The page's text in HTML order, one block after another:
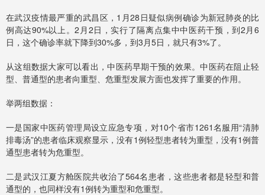
在武汉疫情最严重的武昌区，1月28日疑似病例确诊为新冠肺炎的比
例高达90%以上。2月2日，实行了隔离点集中中医药干预，到2月6
日，这个确诊率就下降到30%多，到3月5日，就只有3%了。
从这组数据大家可以看出，中医药早期干预的效果。中医药在阻止轻
型、普通型的患者向重型、危重型发展方面也发挥了重要的作用。
举两组数据：
一是国家中医药管理局设立应急专项，对10个省市1261名服用“清肺
排毒汤”的患者临床观察显示，没有1例轻型患者转为重型，没有1例普
通型患者转为危重型。
二是武汉江夏方舱医院共收治了564名患者，这些患者都是轻型和普
通型的，也同样没有1例转为重型和危重型。